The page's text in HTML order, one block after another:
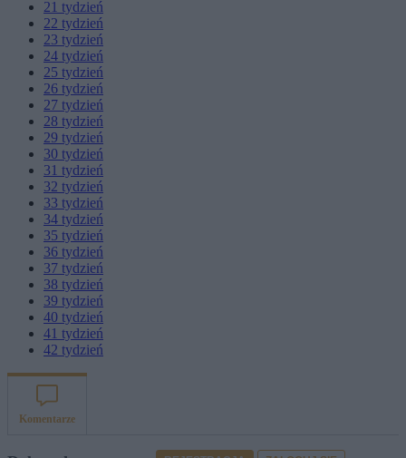
21 tydzień
22 tydzień
23 tydzień
24 tydzień
25 tydzień
26 tydzień
27 tydzień
28 tydzień
29 tydzień
30 tydzień
31 tydzień
32 tydzień
33 tydzień
34 tydzień
35 tydzień
36 tydzień
37 tydzień
38 tydzień
39 tydzień
40 tydzień
41 tydzień
42 tydzień